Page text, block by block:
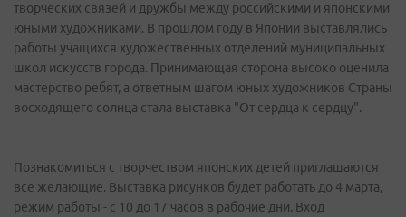
творческих связей и дружбы между российскими и японскими
юными художниками. В прошлом году в Японии выставлялись
работы учащихся художественных отделений муниципальных
школ искусств города. Принимающая сторона высоко оценила
мастерство ребят, а ответным шагом юных художников Страны
восходящего солнца стала выставка "От сердца к сердцу".
Познакомиться с творчеством японских детей приглашаются
все желающие. Выставка рисунков будет работать до 4 марта,
режим работы - с 10 до 17 часов в рабочие дни. Вход